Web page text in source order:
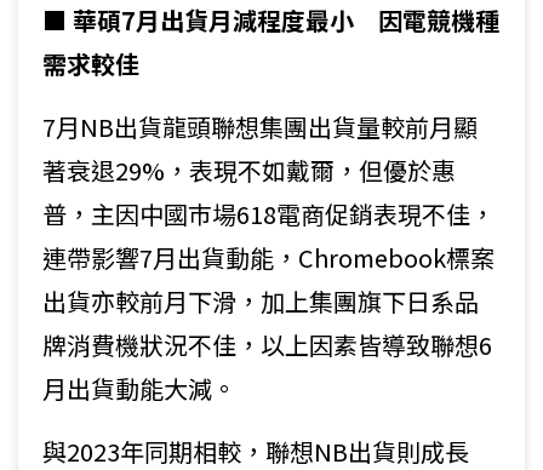
■ 華碩7月出貨月減程度最小 因電競機種
需求較佳
7月NB出貨龍頭聯想集團出貨量較前月顯
著衰退29%，表現不如戴爾，但優於惠
普，主因中國巿場618電商促銷表現不佳，
連帶影響7月出貨動能，Chromebook標案
出貨亦較前月下滑，加上集團旗下日系品
牌消費機狀況不佳，以上因素皆導致聯想6
月出貨動能大減。
與2023年同期相較，聯想NB出貨則成長